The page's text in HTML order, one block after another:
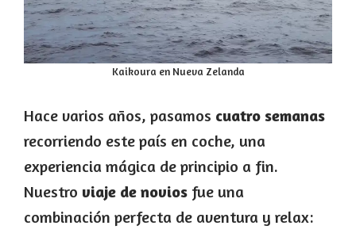
Kaikoura en Nueva Zelanda
Hace varios años, pasamos cuatro semanas
recorriendo este país en coche, una
experiencia mágica de principio a fin.
Nuestro viaje de novios fue una
combinación perfecta de aventura y relax: